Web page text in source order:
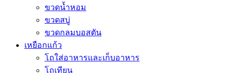
ขวดน้ำหอม
ขวดสบู่
ขวดกลมบอสตัน
เหยือกแก้ว
โถใส่อาหารและเก็บอาหาร
โถเทียน